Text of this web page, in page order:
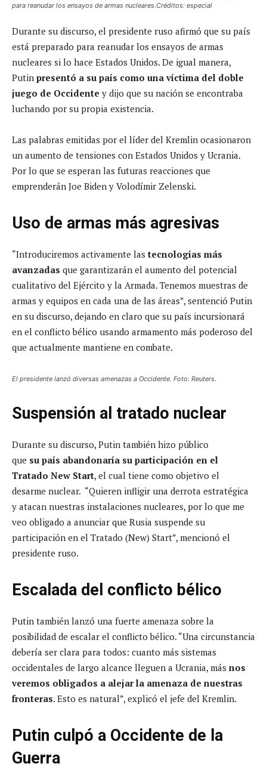
para reanudar los ensayos de armas nucleares.Créditos: especial
Durante su discurso, el presidente ruso afirmó que su país
está preparado para reanudar los ensayos de armas
nucleares si lo hace Estados Unidos. De igual manera,
Putin presentó a su país como una víctima del doble
juego de Occidente y dijo que su nación se encontraba
luchando por su propia existencia.
Las palabras emitidas por el líder del Kremlin ocasionaron
un aumento de tensiones con Estados Unidos y Ucrania.
Por lo que se esperan las futuras reacciones que
emprenderán Joe Biden y Volodímir Zelenski.
Uso de armas más agresivas
“Introduciremos activamente las tecnologías más
avanzadas que garantizarán el aumento del potencial
cualitativo del Ejército y la Armada. Tenemos muestras de
armas y equipos en cada una de las áreas”, sentenció Putin
en su discurso, dejando en claro que su país incursionará
en el conflicto bélico usando armamento más poderoso del
que actualmente mantiene en combate.
El presidente lanzó diversas amenazas a Occidente. Foto: Reuters.
Suspensión al tratado nuclear
Durante su discurso, Putin también hizo público
que su país abandonaría su participación en el
Tratado New Start, el cual tiene como objetivo el
desarme nuclear. “Quieren infligir una derrota estratégica
y atacan nuestras instalaciones nucleares, por lo que me
veo obligado a anunciar que Rusia suspende su
participación en el Tratado (New) Start”, mencionó el
presidente ruso.
Escalada del conflicto bélico
Putin también lanzó una fuerte amenaza sobre la
posibilidad de escalar el conflicto bélico. “Una circunstancia
debería ser clara para todos: cuanto más sistemas
occidentales de largo alcance lleguen a Ucrania, más nos
veremos obligados a alejar la amenaza de nuestras
fronteras. Esto es natural”, explicó el jefe del Kremlin.
Putin culpó a Occidente de la
Guerra